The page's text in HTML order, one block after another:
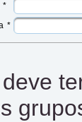
*
*